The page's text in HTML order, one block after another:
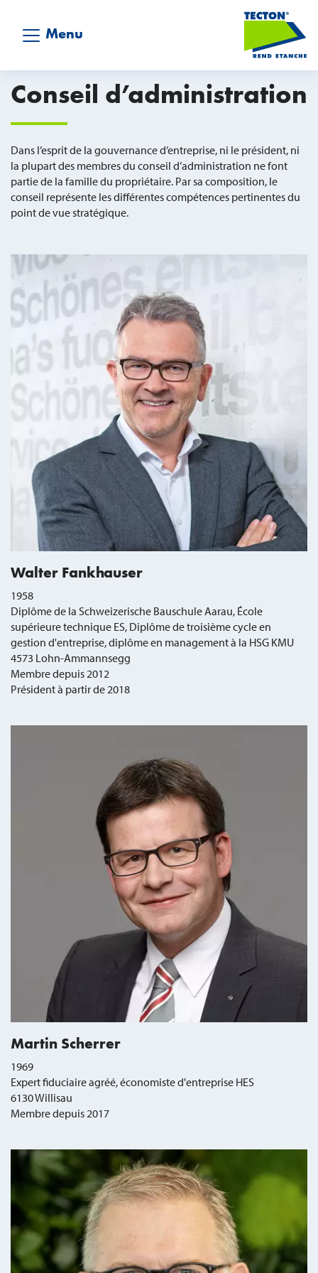
Menu
Conseil d’administration
Dans l’esprit de la gouvernance d’entreprise, ni le président, ni
la plupart des membres du conseil d’administration ne font
partie de la famille du propriétaire. Par sa composition, le
conseil représente les différentes compétences pertinentes du
point de vue stratégique.
Walter Fankhauser
1958
Diplôme de la Schweizerische Bauschule Aarau, École
supérieure technique ES, Diplôme de troisième cycle en
gestion d'entreprise, diplôme en management à la HSG KMU
4573 Lohn-Ammannsegg
Membre depuis 2012
Président à partir de 2018
Martin Scherrer
1969
Expert fiduciaire agréé, économiste d'entreprise HES
6130 Willisau
Membre depuis 2017